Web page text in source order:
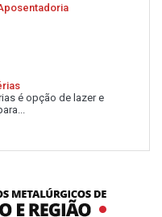
é opção de lazer e